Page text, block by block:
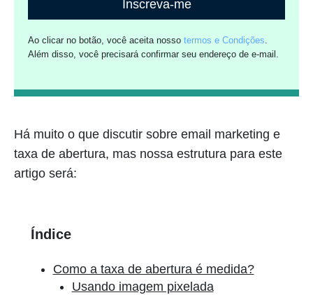
Inscreva-me
Ao clicar no botão, você aceita nossotermos e Condições.
Além disso, você precisará confirmar seu endereço de e-mail.
Há muito o que discutir sobre email marketing e
taxa de abertura, mas nossa estrutura para este
artigo será:
Índice
Como a taxa de abertura é medida?
Usando imagem pixelada